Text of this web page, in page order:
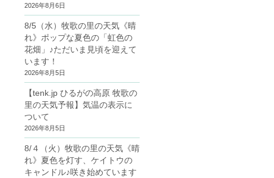
2026年8月6日
8/5（水）牧歌の里の天気《晴
れ》ポップな夏色の「虹色の
花畑」♪ただいま見頃を迎えて
います！
2026年8月5日
【tenk.jp ひるがの高原 牧歌の
里の天気予報】気温の表示に
ついて
2026年8月5日
8/４（火）牧歌の里の天気《晴
れ》夏色を灯す、ケイトウの
キャンドル♪咲き始めています